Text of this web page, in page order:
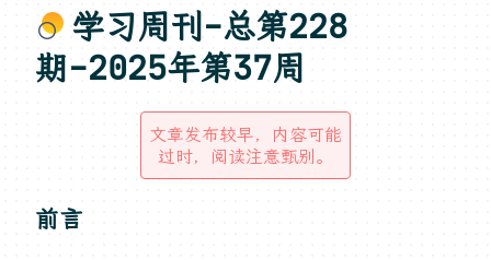
学习周刊-总第228
期-2025年第37周
文章发布较早，内容可能
过时，阅读注意甄别。
前言